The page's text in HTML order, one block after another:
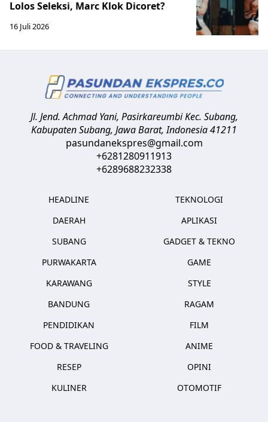
Lolos Seleksi, Marc Klok Dicoret?
16 Juli 2026
Jl. Jend. Achmad Yani, Pasirkareumbi Kec. Subang,
Kabupaten Subang, Jawa Barat,Indonesia41211
pasundanekspres@gmail.com
+6281280911913
+6289688232338
HEADLINE
DAERAH
SUBANG
PURWAKARTA
KARAWANG
BANDUNG
PENDIDIKAN
FOOD & TRAVELING
RESEP
KULINER
TEKNOLOGI
APLIKASI
GADGET & TEKNO
GAME
STYLE
RAGAM
FILM
ANIME
OPINI
OTOMOTIF